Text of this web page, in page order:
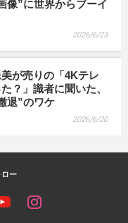
像”に世界からブーイ
2026/6/23
が売りの「4Kテレ
？」識者に聞いた、
退”のワケ
2026/6/20
ー